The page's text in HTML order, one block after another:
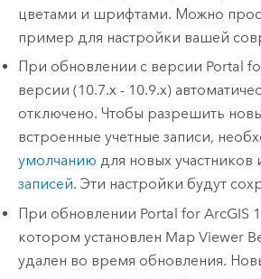
цветами и шрифтами. Можно
пример для настройки вашей
При обновлении с версии Portal
версии (10.7.x - 10.9.x)
отключено. Чтобы разрешить
встроенные учетные записи,
умолчанию для новых участников
записей. Эти настройки будут
При обновлении Portal for ArcGIS
котором установлен Map Viewer
удален во время обновления.